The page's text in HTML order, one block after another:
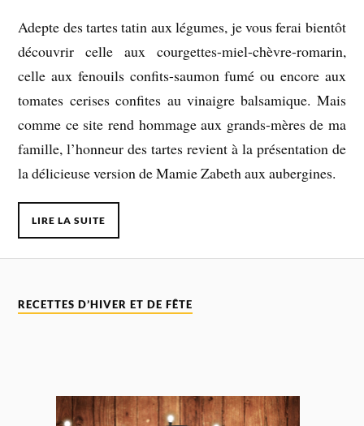
Adepte des tartes tatin aux légumes, je vous ferai bientôt
découvrir celle aux courgettes-miel-chèvre-romarin,
celle aux fenouils confits-saumon fumé ou encore aux
tomates cerises confites au vinaigre balsamique. Mais
comme ce site rend hommage aux grands-mères de ma
famille, l’honneur des tartes revient à la présentation de
la délicieuse version de Mamie Zabeth aux aubergines.
LIRE LA SUITE
RECETTES D’HIVER ET DE FÊTE